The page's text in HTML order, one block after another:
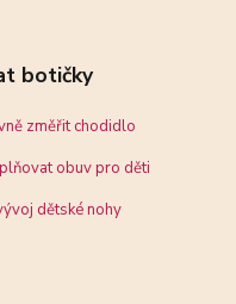
botičky
změřit chodidlo
obuv pro děti
dětské nohy